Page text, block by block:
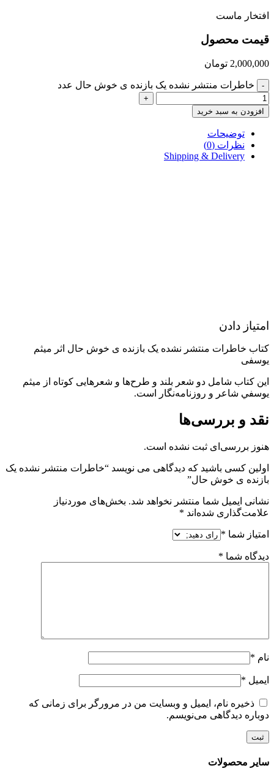
افتخار ماست
قیمت محصول
2,000,000 تومان
- خاطرات منتشر نشده یک بازنده ی خوش حال عدد
+
افزودن به سبد خرید
توضیحات
نظرات (0)
Shipping & Delivery
امتیاز دادن
کتاب خاطرات منتشر نشده یک بازنده ی خوش حال اثر میثم
یوسفی
این كتاب شامل دو شعر بلند و طرح‌ها و شعرهایی کوتاه از ميثم
يوسفي شاعر و روزنامه‌نگار است.
نقد و بررسی‌ها
هنوز بررسی‌ای ثبت نشده است.
اولین کسی باشید که دیدگاهی می نویسد “خاطرات منتشر نشده یک
بازنده ی خوش حال”
نشانی ایمیل شما منتشر نخواهد شد. بخش‌های موردنیاز
علامت‌گذاری شده‌اند *
امتیاز شما *
دیدگاه شما *
نام *
ایمیل *
ذخیره نام، ایمیل و وبسایت من در مرورگر برای زمانی که
دوباره دیدگاهی می‌نویسم.
سایر محصولات